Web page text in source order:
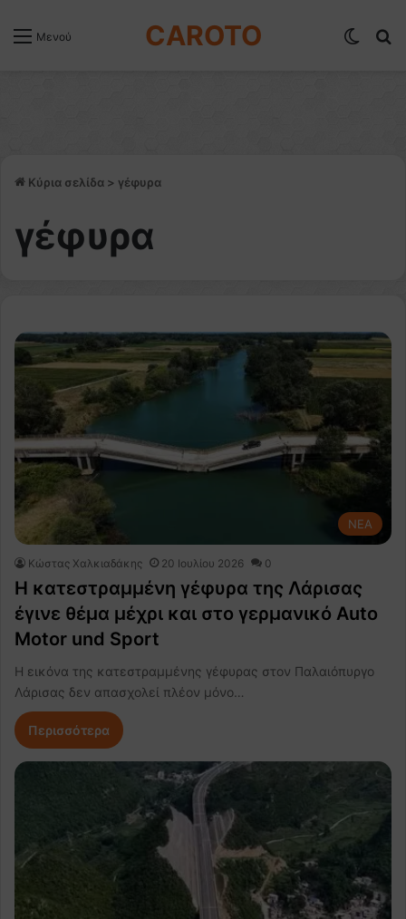
Μενού CAROTO
Κύρια σελίδα > γέφυρα
γέφυρα
NEA
Κώστας Χαλκιαδάκης 20 Ιουλίου 2026 0
Η κατεστραμμένη γέφυρα της Λάρισας
έγινε θέμα μέχρι και στο γερμανικό Auto
Motor und Sport
Η εικόνα της κατεστραμμένης γέφυρας στον Παλαιόπυργο
Λάρισας δεν απασχολεί πλέον μόνο…
Περισσότερα